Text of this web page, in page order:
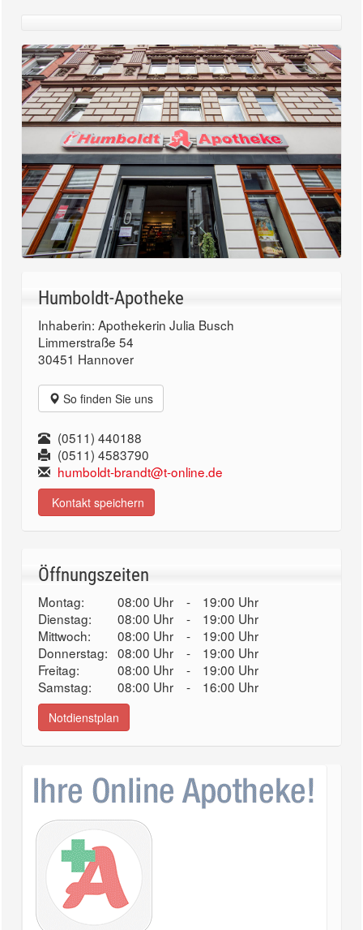
Humboldt-Apotheke
Inhaberin: Apothekerin Julia Busch
Limmerstraße 54
30451 Hannover
So finden Sie uns
(0511) 440188
(0511) 4583790
humboldt-brandt@t-online.de
Kontakt speichern
Öffnungszeiten
Montag: 08:00 Uhr -
19:00 Uhr
Dienstag:
08:00 Uhr -
19:00 Uhr
Mittwoch:
08:00 Uhr -
19:00 Uhr
Donnerstag: 08:00 Uhr -
19:00 Uhr
Freitag:
08:00 Uhr -
19:00 Uhr
Samstag:
08:00 Uhr - 16:00 Uhr
Notdienstplan